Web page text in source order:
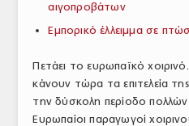
ΕΞΟΠΛΙΣΜΟΣ
ΕΜΠΟΡΙΚΟΙ ΑΝΤΙΠΡΟΣΩΠΟΙ
ΝΟΜΟΘΕΣΙΑ
αιγοπροβάτων
Εμπορικό έλλειμμα σε
Πετάει το ευρωπαϊκό
κάνουν τώρα τα επιτελεία
την δύσκολη περίοδο
Ευρωπαίοι παραγωγοί